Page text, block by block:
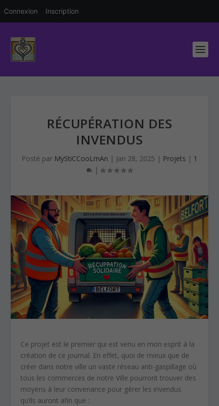
RÉCUPÉRATION DES
INVENDUS
Posté par MyStiCCooLmAn | Jan 28, 2025 | Projets | 1
|
Ce projet est le premier qui est venu en mon esprit à la
création de ce journal. En effet, quoi de mieux que de
créer dans notre ville un vaste réseau anti-gaspillage où
tous les commerces de notre Ville pourront trouver des
moyens à leur convenance pour gérer les invendus
qu’ils auront afin que :
Connexion Inscription